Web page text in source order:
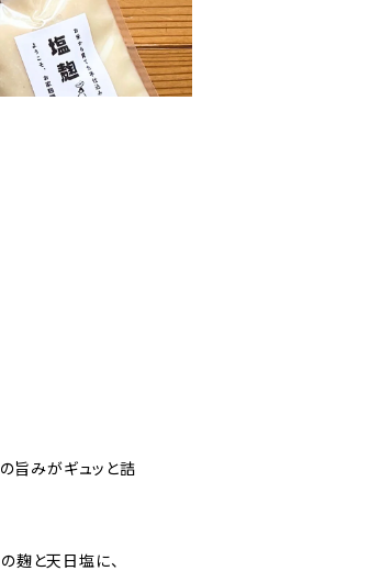
旨みがギュッと詰
麹と天日塩に、